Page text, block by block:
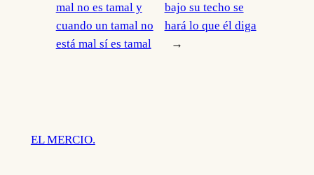
mal no es tamal y
cuando un tamal no
está mal sí es tamal
bajo su techo se
hará lo que él diga
→
EL MERCIO.